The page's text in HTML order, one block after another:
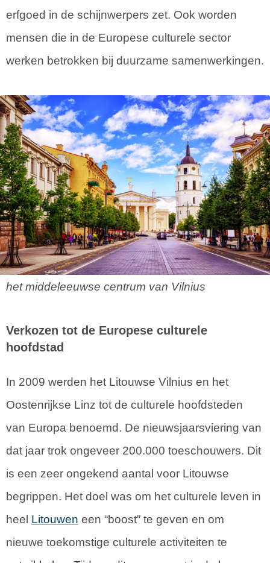
erfgoed in de schijnwerpers zet. Ook worden
mensen die in de Europese culturele sector
werken betrokken bij duurzame samenwerkingen.
het middeleeuwse centrum van Vilnius
Verkozen tot de Europese culturele
hoofdstad
In 2009 werden het Litouwse Vilnius en het
Oostenrijkse Linz tot de culturele hoofdsteden
van Europa benoemd. De nieuwsjaarsviering van
dat jaar trok ongeveer 200.000 toeschouwers. Dit
is een zeer ongekend aantal voor Litouwse
begrippen. Het doel was om het culturele leven in
heel Litouwen een “boost” te geven en om
nieuwe toekomstige culturele activiteiten te